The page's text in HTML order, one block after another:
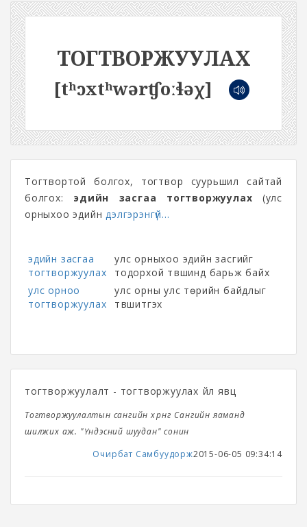
ТОГТВОРЖУУЛАХ
[tʰɔxtʰwərʧoːɬəχ]
Тогтвортой болгох, тогтвор суурьшил сайтай
болгох: эдийн засгаа тогтворжуулах (улс
орныхоо эдийндэлгэрэнгүй...
эдийн засгаа
тогтворжуулах
улс орныхоо эдийн засгийг
тодорхой түвшинд барьж байх
улс орноо
тогтворжуулах
улс орны улс төрийн байдлыг
түвшитгэх
тогтворжуулалт - тогтворжуулах үйл явц
Тогтворжуулалтын сангийн хөрөнгө Сангийн яаманд
шилжих аж. "Үндэсний шуудан" сонин
Очирбат Самбуудорж2015-06-05 09:34:14